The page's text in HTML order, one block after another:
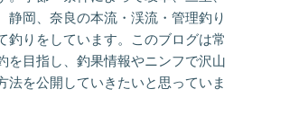
静岡、奈良の本流・渓流・管理釣り
釣りをしています。このブログは常
を目指し、釣果情報やニンフで沢山
法を公開していきたいと思っていま